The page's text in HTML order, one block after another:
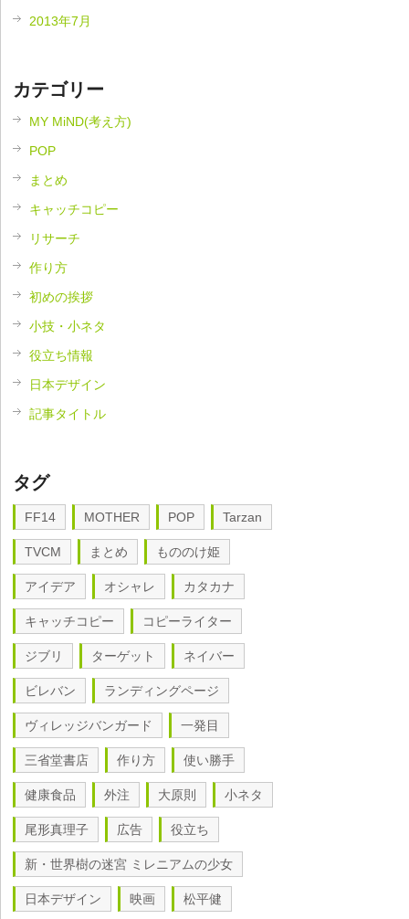
2013年7月
カテゴリー
MY MiND(考え方)
POP
まとめ
キャッチコピー
リサーチ
作り方
初めの挨拶
小技・小ネタ
役立ち情報
日本デザイン
記事タイトル
タグ
FF14 MOTHER POP Tarzan
TVCM まとめ もののけ姫
アイデア オシャレ カタカナ
キャッチコピー コピーライター
ジブリ ターゲット ネイバー
ビレバン ランディングページ
ヴィレッジバンガード 一発目
三省堂書店 作り方 使い勝手
健康食品 外注 大原則 小ネタ
尾形真理子 広告 役立ち
新・世界樹の迷宮 ミレニアムの少女
日本デザイン 映画 松平健